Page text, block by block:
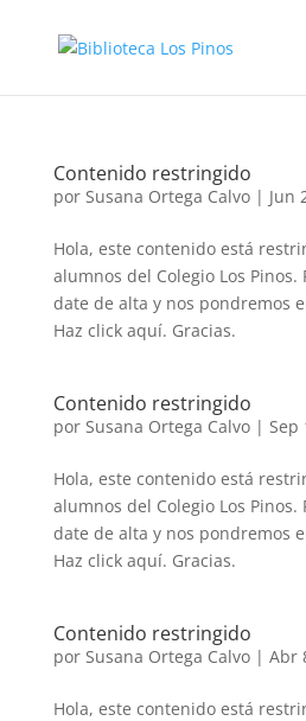
Contenido restringido
por Susana Ortega Calvo| Jun
Hola, este contenido está
alumnos del Colegio Los Pinos.
date de alta y nos pondremos
Haz click aquí. Gracias.
Contenido restringido
por Susana Ortega Calvo| Sep
Hola, este contenido está
alumnos del Colegio Los Pinos.
date de alta y nos pondremos
Haz click aquí. Gracias.
Contenido restringido
por Susana Ortega Calvo| Abr
Hola, este contenido está